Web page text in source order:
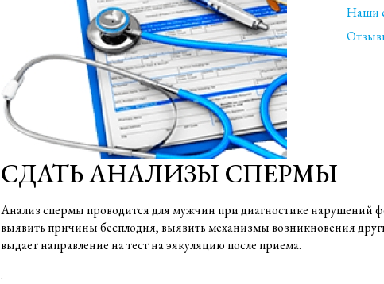
Наши
СДАТЬ АНАЛИЗЫ СПЕРМЫ
Анализ спермы проводится для мужчин при диагностике нарушений
выявить причины бесплодия, выявить механизмы возникновения
выдает направление на тест на эякуляцию после приема.
.